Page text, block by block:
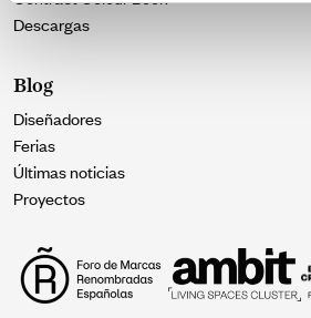
Descargas
Blog
Diseñadores
Ferias
Últimas noticias
Proyectos